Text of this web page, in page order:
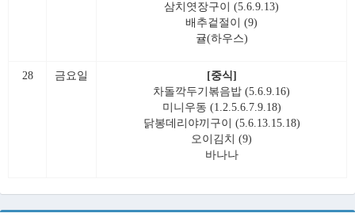
삼치엿장구이 (5.6.9.13)
배추겉절이 (9)
귤(하우스)
28 금요일
[중식]
차돌깍두기볶음밥 (5.6.9.16)
미니우동 (1.2.5.6.7.9.18)
닭봉데리야끼구이 (5.6.13.15.18)
오이김치 (9)
바나나